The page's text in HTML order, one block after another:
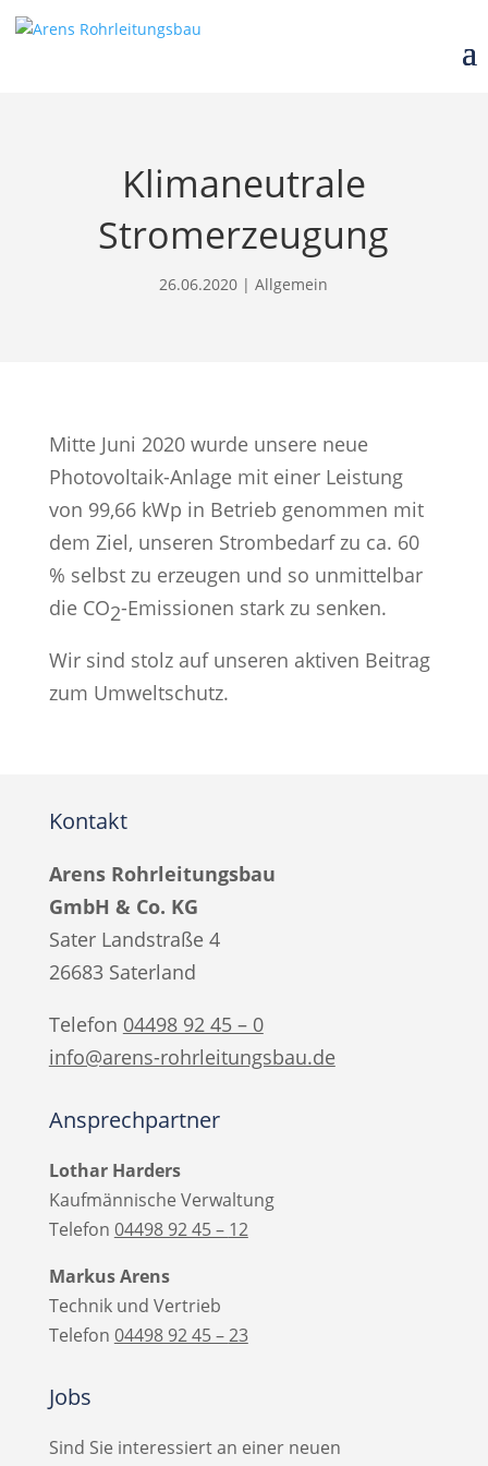
Klimaneutrale
Stromerzeugung
26.06.2020 |Allgemein
Mitte Juni 2020 wurde unsere neue
Photovoltaik-Anlage mit einer Leistung
von 99,66 kWp in Betrieb genommen mit
dem Ziel, unseren Strombedarf zu ca. 60
% selbst zu erzeugen und so unmittelbar
die CO2-Emissionen stark zu senken.
Wir sind stolz auf unseren aktiven Beitrag
zum Umweltschutz.
Kontakt
Arens Rohrleitungsbau
GmbH & Co. KG
Sater Landstraße 4
26683 Saterland
Telefon 04498 92 45 – 0
info@arens-rohrleitungsbau.de
Ansprechpartner
Lothar Harders
Kaufmännische Verwaltung
Telefon 04498 92 45 – 12
Markus Arens
Technik und Vertrieb
Telefon 04498 92 45 –23
Jobs
Sind Sie interessiert an einer neuen